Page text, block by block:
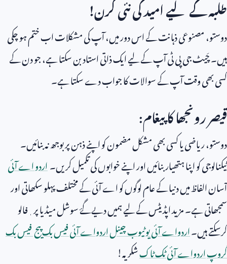
طلبہ کے لیے امید کی نئی کرن!
دوستو، مصنوعی ذہانت کے اس دور میں، آپ کی مشکلات اب ختم ہو چکی
ہیں۔ چَیٹ جی پی ٹی آپ کے لیے ایک ذاتی استاد بن سکتا ہے، جو دن کے
کسی بھی وقت آپ کے سوالات کا جواب دے سکتا ہے۔
قیصر رونجھا کا پیغام:
دوستو، ریاضی یا کسی بھی مشکل مضمون کو اپنے ذہن پر بوجھ نہ بنائیں۔
ٹیکنالوجی کو اپنا ہتھیار بنائیں اور اپنے خوابوں کی تکمیل کریں۔اردو اے آئی
آسان الفاظ میں دنیا کے عام لوگوں کو اے آئی کے مختلف پہلو سکھاتی اور
سمجھاتی ہے۔ مزید اپڈیٹس کے لیے ہمیں دیےگۓ سوشل میڈیا پر ٖفالو
کرسکتے ہیں۔اردواے آئی یوٹیوب چینلاردواے آئی فیس بک پیجفیس بک
گروپاردواے آئی ٹک ٹاکشکریہ!